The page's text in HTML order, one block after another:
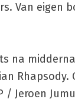
Van eigen
na
/ Jeroen